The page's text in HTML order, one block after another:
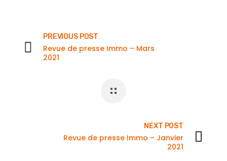
PREVIOUS POST
Revue de presse Immo – Mars
2021
NEXT POST
Revue de presse Immo – Janvier
2021